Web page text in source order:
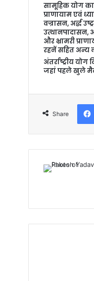
सामूहिक योग
प्राणायाम एवं
वज्रासन, अर्द्ध
उत्थानपादासन,
और भ्रामरी
रहनें सहित अन्य
अंतर्राष्ट्रीय
जहां पहले खुले
Share